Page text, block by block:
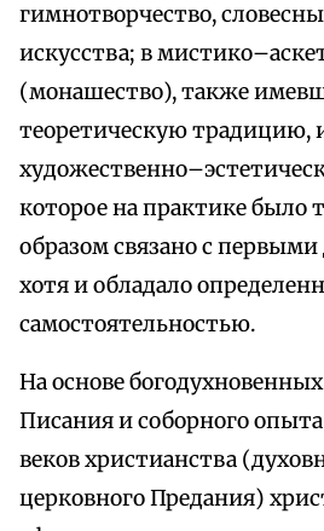
гимнотворчество,
искусства; в
(монашество), также
теоретическую традицию,
которое на практике было
образом связано с
хотя и обладало
самостоятельностью.
На основе
Писания и соборного
веков христианства
церковного Предания)